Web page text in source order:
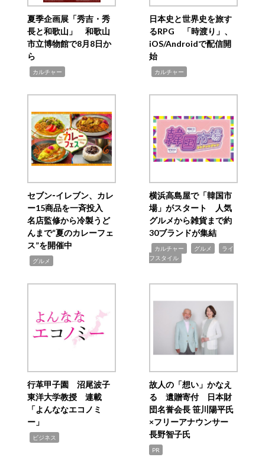
夏季企画展「秀吉・秀
長と和歌山」 和歌山
市立博物館で8月8日か
ら
カルチャー
日本史と世界史を旅す
るRPG 「時渡り」、
iOS/Androidで配信開
始
カルチャー
セブン‐イレブン、カレ
ー15商品を一斉投入
名店監修から冷製うど
んまで“夏のカレーフェ
ス”を開催中
グルメ
横浜高島屋で「韓国市
場」がスタート 人気
グルメから雑貨まで約
30ブランドが集結
カルチャー グルメ
ライ
フスタイル
行革甲子園 沼尾波子
東洋大学教授 連載
「よんななエコノミ
ー」
ビジネス
故人の「想い」かなえ
る 遺贈寄付 日本財
団名誉会長 笹川陽平氏
×フリーアナウンサー
長野智子氏
PR